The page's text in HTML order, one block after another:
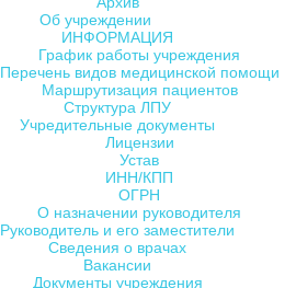
Об учреждении
ИНФОРМАЦИЯ
График работы учреждения
Перечень видов медицинской помощи
Маршрутизация пациентов
Структура ЛПУ
Учредительные документы
Лицензии
Устав
ИНН/КПП
ОГРН
О назначении руководителя
Руководитель и его заместители
Сведения о врачах
Вакансии
Документы учреждения